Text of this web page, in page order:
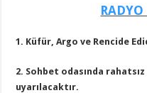
1. Küfür, Argo ve Rencide
2. Sohbet odasında
uyarılacaktır.